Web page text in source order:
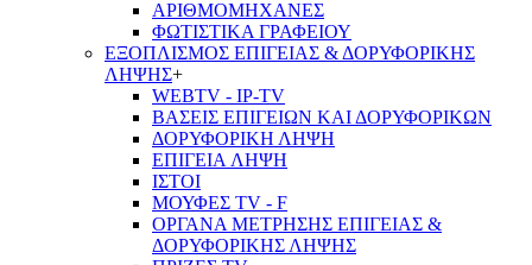
ΑΡΙΘΜΟΜΗΧΑΝΕΣ
ΦΩΤΙΣΤΙΚΑ ΓΡΑΦΕΙΟΥ
ΕΞΟΠΛΙΣΜΟΣ ΕΠΙΓΕΙΑΣ & ΔΟΡΥΦΟΡΙΚΗΣ
ΛΗΨΗΣ+
WEBTV - IP-TV
ΒΑΣΕΙΣ ΕΠΙΓΕΙΩΝ ΚΑΙ ΔΟΡΥΦΟΡΙΚΩΝ
ΔΟΡΥΦΟΡΙΚΗ ΛΗΨΗ
ΕΠΙΓΕΙA ΛΗΨΗ
ΙΣΤΟΙ
ΜΟΥΦΕΣ TV - F
ΟΡΓΑΝΑ ΜΕΤΡΗΣΗΣ ΕΠΙΓΕΙΑΣ &
ΔΟΡΥΦΟΡΙΚΗΣ ΛΗΨΗΣ